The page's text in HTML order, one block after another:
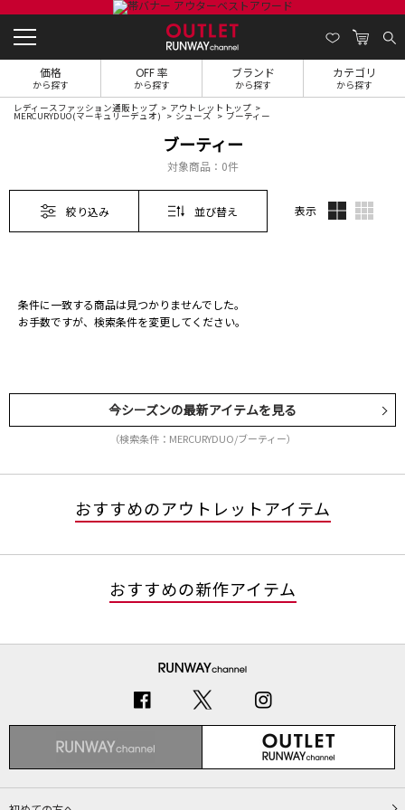
価格
から探す
OFF 率
から探す
ブランド
から探す
カテゴリ
から探す
レディースファッション通販トップ アウトレットトップ
MERCURYDUO(マーキュリーデュオ) シューズ ブーティー
ブーティー
対象商品： 0件
絞り込み 並び替え 表示
条件に一致する商品は見つかりませんでした。
お手数ですが、検索条件を変更してください。
今シーズンの最新アイテムを見る
（検索条件：MERCURYDUO/ブーティー）
おすすめのアウトレットアイテム
おすすめの新作アイテム